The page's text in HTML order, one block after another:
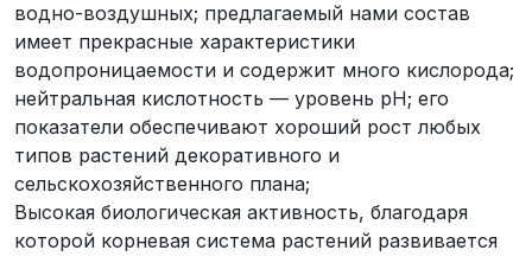
водно-воздушных; предлагаемый нами состав
имеет прекрасные характеристики
водопроницаемости и содержит много кислорода;
нейтральная кислотность — уровень pH; его
показатели обеспечивают хороший рост любых
типов растений декоративного и
сельскохозяйственного плана;
Высокая биологическая активность, благодаря
которой корневая система растений развивается